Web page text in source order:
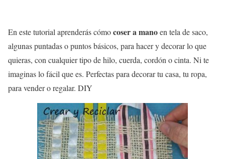
En este tutorial aprenderás cómocoser a manoen tela de saco,
algunas puntadas o puntos básicos, para hacer y decorar lo que
quieras, con cualquier tipo de hilo, cuerda, cordón o cinta. Ni te
imaginas lo fácil que es. Perfectas para decorar tu casa, tu ropa,
para vender o regalar. DIY